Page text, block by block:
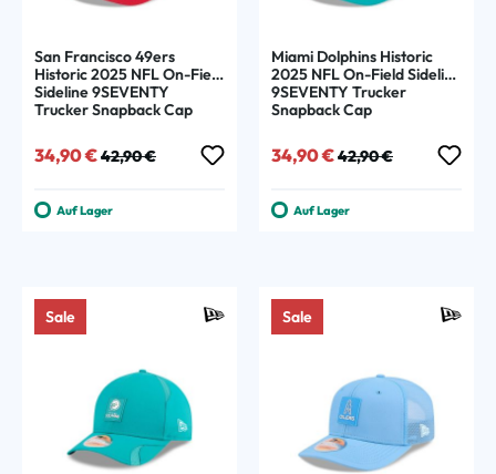
San Francisco 49ers
Historic 2025 NFL On-Field
Sideline 9SEVENTY
Trucker Snapback Cap
Verkaufspreis:
34,90 € Regulärer Preis:
42,90 €
Auf Lager
Miami Dolphins Historic
2025 NFL On-Field Sideline
9SEVENTY Trucker
Snapback Cap
Verkaufspreis:
34,90 € Regulärer Preis:
42,90 €
Auf Lager
Sale Sale